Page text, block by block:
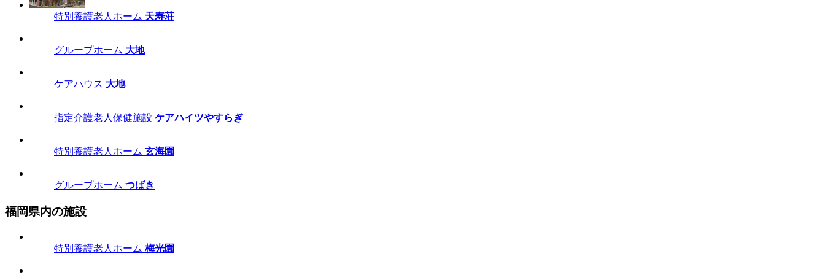
特別養護老人ホーム 天寿荘
グループホーム 大地
ケアハウス 大地
指定介護老人保健施設 ケアハイツやすらぎ
特別養護老人ホーム 玄海園
グループホーム つばき
福岡県内の施設
特別養護老人ホーム 梅光園